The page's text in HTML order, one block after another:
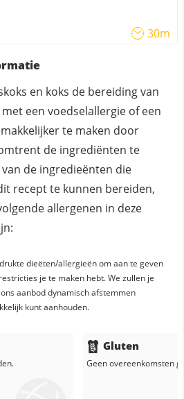
30m
en koks de bereiding van
een voedselallergie of een
te maken door
de ingrediënten te
de ingredieënten die
recept te kunnen bereiden,
allergenen in deze
dieëten/allergieën om aan te geven
je te maken hebt. We zullen je
aanbod dynamisch afstemmen
kunt aanhouden.
Gluten
Geen overeenkomsten